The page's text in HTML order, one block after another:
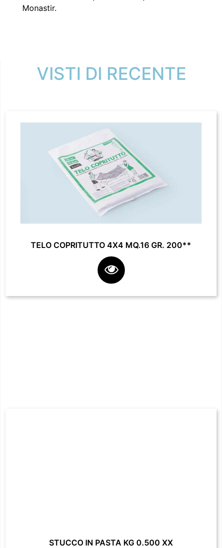
Monastir.
VISTI DI RECENTE
TELO COPRITUTTO 4X4 MQ.16 GR. 200**
STUCCO IN PASTA KG 0.500 XX